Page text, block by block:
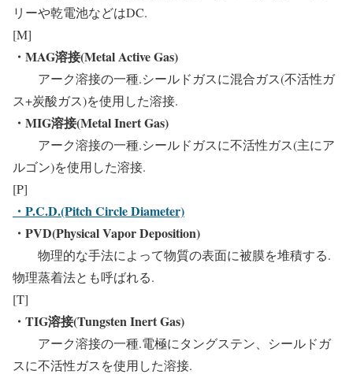
リーや乾電池などはDC.
[M]
・MAG溶接(Metal Active Gas)
アーク溶接の一種.シールドガスに混合ガス(不活性ガ
ス+炭酸ガス)を使用した溶接.
・MIG溶接(Metal Inert Gas)
アーク溶接の一種.シールドガスに不活性ガス(主にア
ルゴン)を使用した溶接.
[P]
・P.C.D.(Pitch Circle Diameter)
・PVD(Physical Vapor Deposition)
物理的な手法によって物質の表面に被膜を堆積する.
物理蒸着法とも呼ばれる.
[T]
・TIG溶接(Tungsten Inert Gas)
アーク溶接の一種.電極にタングステン、シールドガ
スに不活性ガスを使用した溶接.